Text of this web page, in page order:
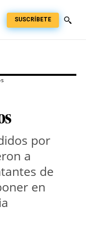
SUSCRÍBETE
por
a
de
en